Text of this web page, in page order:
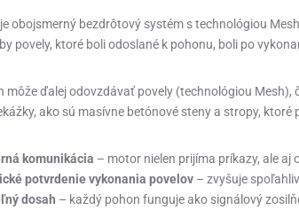
je obojsmerný bezdrôtový systém s technológiou
povely, ktoré boli odoslané k pohonu, boli po
môže ďalej odovzdávať povely (technológiou
ako sú masívne betónové steny a stropy,
komunikácia – motor nielen prijíma príkazy, ale aj
potvrdenie vykonania povelov – zvyšuje
dosah – každý pohon funguje ako signálový